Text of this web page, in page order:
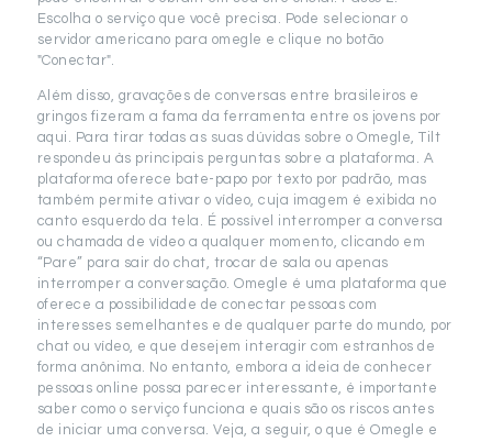
Escolha o serviço que você precisa. Pode selecionar o
servidor americano para omegle e clique no botão
"Conectar".
Além disso, gravações de conversas entre brasileiros e
gringos fizeram a fama da ferramenta entre os jovens por
aqui. Para tirar todas as suas dúvidas sobre o Omegle, Tilt
respondeu às principais perguntas sobre a plataforma. A
plataforma oferece bate-papo por texto por padrão, mas
também permite ativar o vídeo, cuja imagem é exibida no
canto esquerdo da tela. É possível interromper a conversa
ou chamada de vídeo a qualquer momento, clicando em
“Pare” para sair do chat, trocar de sala ou apenas
interromper a conversação. Omegle é uma plataforma que
oferece a possibilidade de conectar pessoas com
interesses semelhantes e de qualquer parte do mundo, por
chat ou vídeo, e que desejem interagir com estranhos de
forma anônima. No entanto, embora a ideia de conhecer
pessoas online possa parecer interessante, é importante
saber como o serviço funciona e quais são os riscos antes
de iniciar uma conversa. Veja, a seguir, o que é Omegle e